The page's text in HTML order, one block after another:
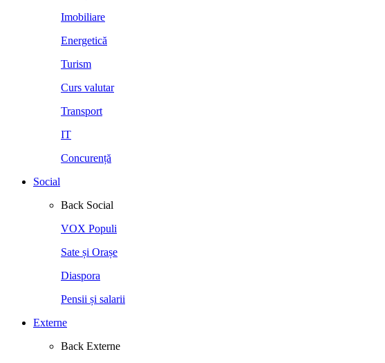
Imobiliare
Energetică
Turism
Curs valutar
Transport
IT
Concurență
Social
Back Social
VOX Populi
Sate și Orașe
Diaspora
Pensii și salarii
Externe
Back Externe